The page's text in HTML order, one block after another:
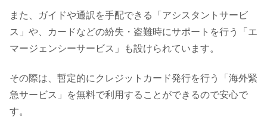
また、ガイドや通訳を手配できる「アシスタントサービ
ス」や、カードなどの紛失・盗難時にサポートを行う「エ
マージェンシーサービス」も設けられています。
その際は、暫定的にクレジットカード発行を行う「海外緊
急サービス」を無料で利用することができるので安心で
す。